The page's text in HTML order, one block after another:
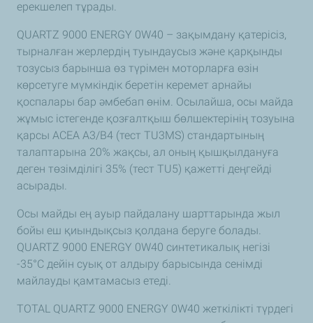
ерекшелеп тұрады.
QUARTZ 9000 ENERGY 0W40 – зақымдану қатерісіз,
тырналған жерлердің туындаусыз және қарқынды
тозусыз барынша өз түрімен моторларға өзін
көрсетуге мүмкіндік беретін керемет арнайы
қоспалары бар әмбебап өнім. Осылайша, осы майда
жұмыс істегенде қозғалтқыш бөлшектерінің тозуына
қарсы ACEA A3/B4 (тест TU3MS) стандартының
талаптарына 20% жақсы, ал оның қышқылдануға
деген төзімділігі 35% (тест TU5) қажетті деңгейді
асырады.
Осы майды ең ауыр пайдалану шарттарында жыл
бойы еш қиындықсыз қолдана беруге болады.
QUARTZ 9000 ENERGY 0W40 синтетикалық негізі
-35°С дейін суық от алдыру барысында сенімді
майлауды қамтамасыз етеді.
TOTAL QUARTZ 9000 ENERGY 0W40 жеткілікті түрдегі